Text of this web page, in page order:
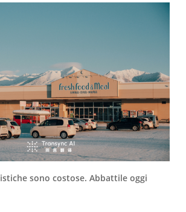
sono costose. Abbattile oggi